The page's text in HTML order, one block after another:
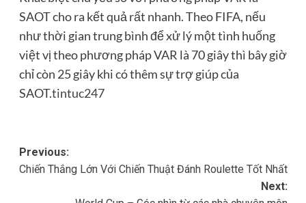
SAOT cho ra kết quả rất nhanh. Theo FIFA, nếu
như thời gian trung bình để xử lý một tình huống
việt vị theo phương pháp VAR là 70 giây thì bây giờ
chỉ còn 25 giây khi có thêm sự trợ giúp của
SAOT.tintuc247
Post
navigation
Previous:
Chiến Thắng Lớn Với Chiến Thuật Đánh Roulette Tốt Nhất
Next: